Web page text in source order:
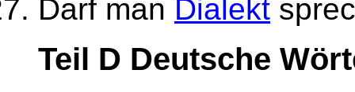
Darf man Dialekt
Teil D Deutsche